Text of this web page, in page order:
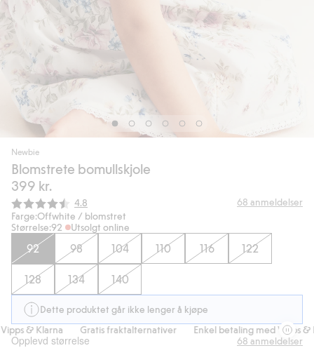
Newbie
Blomstrete bomullskjole
399 kr.
Gjennomsnittskarakter:
4.8 68 anmeldelser
Farge:Offwhite / blomstret
Størrelse:92 Utsolgt online
92 98 104 110 116 122
128 134 140
Dette produktet går ikke lenger å kjøpe
& Klarna
Gratis fraktalternativer Enkel betaling med Vipps &
Opplevd størrelse 68 anmeldelser